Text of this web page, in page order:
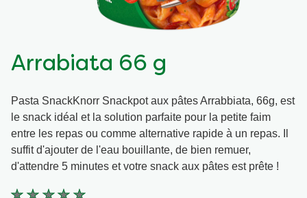
Ingrédients
Wraps aux légumes
Occasions
Wraps aux légumes
Prêt à l'emploi
Snackpots
Arrabiata 66 g
Pasta SnackKnorr Snackpot aux pâtes Arrabbiata, 66g, est
le snack idéal et la solution parfaite pour la petite faim
entre les repas ou comme alternative rapide à un repas. Il
suffit d'ajouter de l'eau bouillante, de bien remuer,
d'attendre 5 minutes et votre snack aux pâtes est prête !
Aucune